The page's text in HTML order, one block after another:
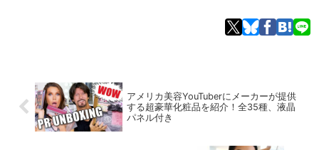
アメリカ美容YouTuberにメーカーが提供
する超豪華化粧品を紹介！全35種、液晶
パネル付き